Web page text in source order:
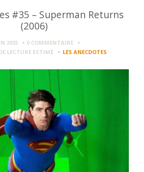
#35 – Superman Returns
(2006)
2025
0 COMMENTAIRE
LECTURE ESTIMÉ LES ANECDOTES